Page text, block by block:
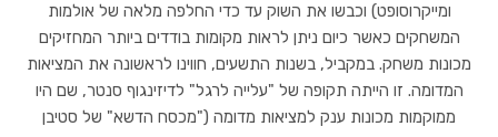
ומייקרוסופט) וכבשו את השוק עד כדי החלפה מלאה של אולמות
המשחקים כאשר כיום ניתן לראות מקומות בודדים ביותר המחזיקים
מכונות משחק. במקביל, בשנות התשעים, חווינו לראשונה את המציאות
המדומה. זו הייתה תקופה של "עלייה לרגל" לדיזינגוף סנטר, שם היו
ממוקמות מכונות ענק למציאות מדומה ("מכסח הדשא" של סטיבן